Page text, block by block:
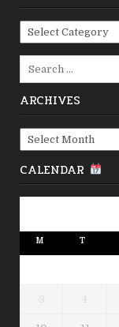
Categories
ARCHIVES
Archives
CALENDAR
M T
3 4